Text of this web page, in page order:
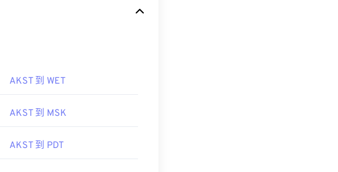
AKST 到 WET
AKST 到 MSK
AKST 到 PDT